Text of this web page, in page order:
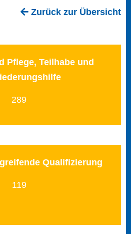
Zurück zur Übersicht
Pflege, Teilhabe und
289
Qualifizierung
119